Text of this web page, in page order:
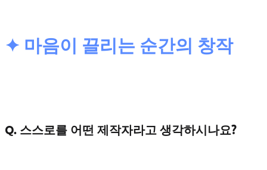
✦ 마음이 끌리는 순간의 창작
Q. 스스로를 어떤 제작자라고 생각하시나요?